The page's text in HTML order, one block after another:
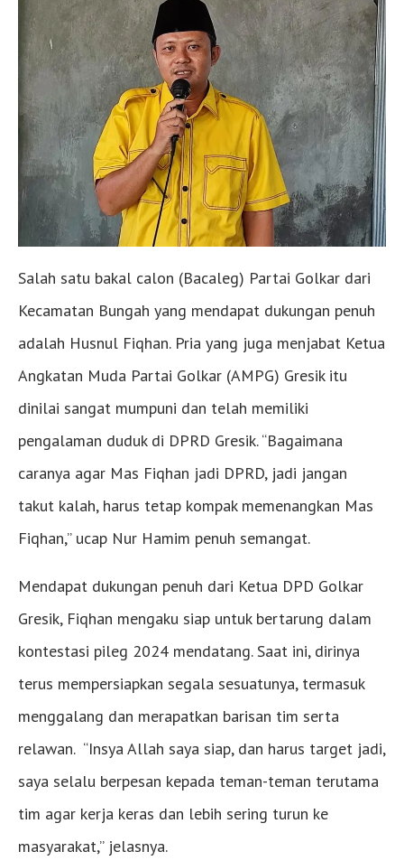
Salah satu bakal calon (Bacaleg) Partai Golkar dari
Kecamatan Bungah yang mendapat dukungan penuh
adalah Husnul Fiqhan. Pria yang juga menjabat Ketua
Angkatan Muda Partai Golkar (AMPG) Gresik itu
dinilai sangat mumpuni dan telah memiliki
pengalaman duduk di DPRD Gresik. “Bagaimana
caranya agar Mas Fiqhan jadi DPRD, jadi jangan
takut kalah, harus tetap kompak memenangkan Mas
Fiqhan,” ucap Nur Hamim penuh semangat.
Mendapat dukungan penuh dari Ketua DPD Golkar
Gresik, Fiqhan mengaku siap untuk bertarung dalam
kontestasi pileg 2024 mendatang. Saat ini, dirinya
terus mempersiapkan segala sesuatunya, termasuk
menggalang dan merapatkan barisan tim serta
relawan. “Insya Allah saya siap, dan harus target jadi,
saya selalu berpesan kepada teman-teman terutama
tim agar kerja keras dan lebih sering turun ke
masyarakat,” jelasnya.